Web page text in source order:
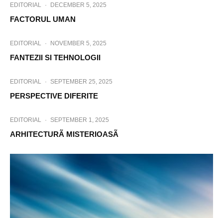
EDITORIAL · DECEMBER 5, 2025
FACTORUL UMAN
EDITORIAL · NOVEMBER 5, 2025
FANTEZII SI TEHNOLOGII
EDITORIAL · SEPTEMBER 25, 2025
PERSPECTIVE DIFERITE
EDITORIAL · SEPTEMBER 1, 2025
ARHITECTURÃ MISTERIOASÃ